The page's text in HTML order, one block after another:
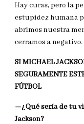
Hay curas, pero la
estupidez humana
abrimos nuestra
cerramos a negativo.
SI MICHAEL
SEGURAMENTE
FÚTBOL
—¿Qué sería de tu
Jackson?